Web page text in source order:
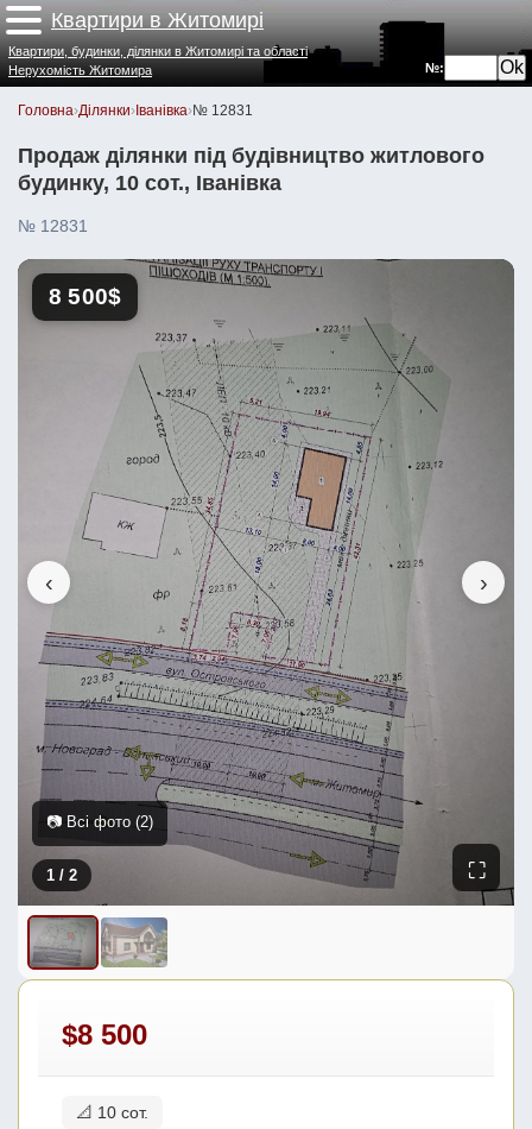
Квартири в Житомирі
№:
Квартири, будинки, ділянки в Житомирі та області
Нерухомість Житомира
Головна›Ділянки› Іванівка›№ 12831
Продаж ділянки під будівництво житлового
будинку, 10 сот., Іванівка
№ 12831
‹ ›
8 500$
1 / 2 ⛶
📷 Всі фото (2)
$8 500
📐 10 сот.